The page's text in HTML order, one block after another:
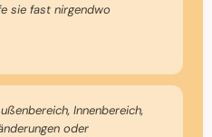
sie fast nirgendwo
Innenbereich,
oder